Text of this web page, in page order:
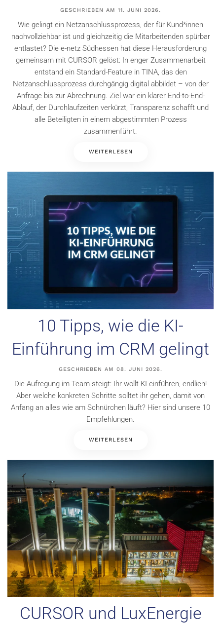
GESCHRIEBEN AM 11. JUNI 2026.
Wie gelingt ein Netzanschlussprozess, der für Kund*innen
nachvollziehbar ist und gleichzeitig die Mitarbeitenden spürbar
entlastet? Die e-netz Südhessen hat diese Herausforderung
gemeinsam mit CURSOR gelöst: In enger Zusammenarbeit
entstand ein Standard-Feature in TINA, das den
Netzanschlussprozess durchgängig digital abbildet – von der
Anfrage bis zur Abrechnung. Ziel war ein klarer End-to-End-
Ablauf, der Durchlaufzeiten verkürzt, Transparenz schafft und
alle Beteiligten in einem abgestimmten Prozess
zusammenführt.
WEITERLESEN
10 Tipps, wie die KI-
Einführung im CRM gelingt
GESCHRIEBEN AM 08. JUNI 2026 .
Die Aufregung im Team steigt: Ihr wollt KI einführen, endlich!
Aber welche konkreten Schritte solltet ihr gehen, damit von
Anfang an alles wie am Schnürchen läuft? Hier sind unsere 10
Empfehlungen.
WEITERLESEN
CURSOR und LuxEnergie